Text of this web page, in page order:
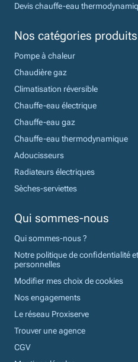
Devis chauffe-eau
Nos catégories produits
Pompe à chaleur
Chaudière gaz
Climatisation réversible
Chauffe-eau électrique
Chauffe-eau gaz
Chauffe-eau thermodynamique
Adoucisseurs
Radiateurs électriques
Sèches-serviettes
Qui sommes-nous
Qui sommes-nous ?
Notre politique de confidentialité
personnelles
Modifier mes choix de cookies
Nos engagements
Le réseau Proxiserve
Trouver une agence
CGV